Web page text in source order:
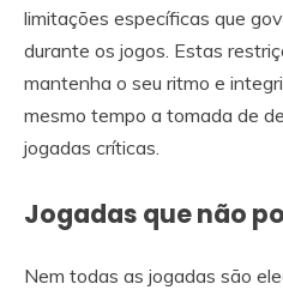
limitações específicas que
durante os jogos. Estas
mantenha o seu ritmo e
mesmo tempo a tomada de
jogadas críticas.
Jogadas que não
Nem todas as jogadas são